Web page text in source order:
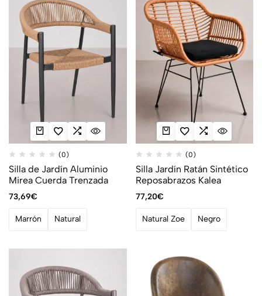
(0)
Silla de Jardín Aluminio
Mirea Cuerda Trenzada
73,69€
Marrón Natural
(0)
Silla Jardín Ratán Sintético
Reposabrazos Kalea
77,20€
Natural Zoe Negro